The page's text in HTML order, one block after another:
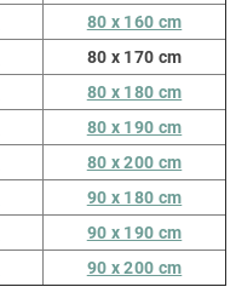
80 x 160 cm
80 x 170 cm
80 x 180 cm
80 x 190 cm
80 x 200 cm
90 x 180 cm
90 x 190 cm
90 x 200 cm